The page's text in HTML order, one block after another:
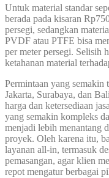
Untuk material standar
berada pada kisaran
persegi, sedangkan
PVDF atau PTFE bisa
per meter persegi. Selisih
ketahanan material
Permintaan yang semakin
Jakarta, Surabaya, dan
harga dan ketersediaan
yang semakin kompleks
menjadi lebih menantang
proyek. Oleh karena itu,
layanan all-in, termasuk
pemasangan, agar klien
repot mengatur berbagai